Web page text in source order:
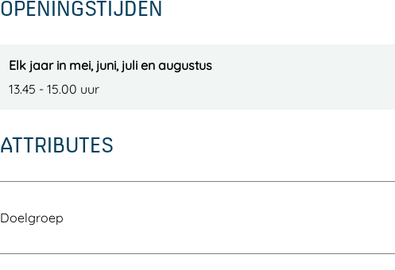
g g
OPENINGSTIJDEN
Elk jaar in mei, juni, juli en augustus
13.45 - 15.00 uur
ATTRIBUTES
Doelgroep